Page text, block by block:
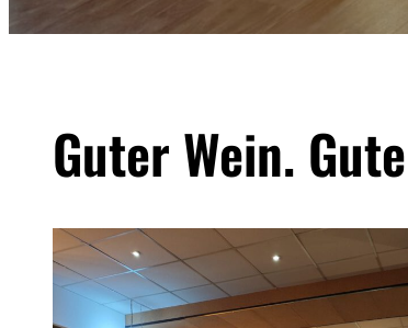
Guter Wein.